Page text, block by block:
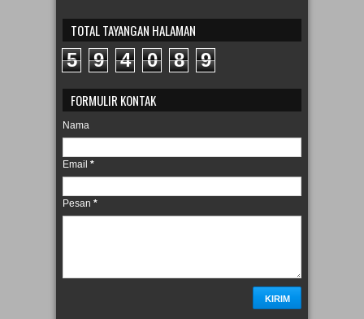
"KIM Gundih Sejahtera"
Kelurahan GUNDIH, Kecamatan BUBUTAN,
HP - 081259960157 - 085707851818 - 08990448474
TOTAL TAYANGAN HALAMAN
5 9 4 0 8 9
FORMULIR KONTAK
Nama
Email*